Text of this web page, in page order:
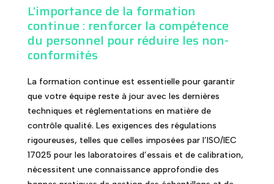
L’importance de la formation
continue : renforcer la compétence
du personnel pour réduire les non-
conformités
La formation continue est essentielle pour garantir
que votre équipe reste à jour avec les dernières
techniques et réglementations en matière de
contrôle qualité. Les exigences des régulations
rigoureuses, telles que celles imposées par l’ISO/IEC
17025 pour les laboratoires d’essais et de calibration,
nécessitent une connaissance approfondie des